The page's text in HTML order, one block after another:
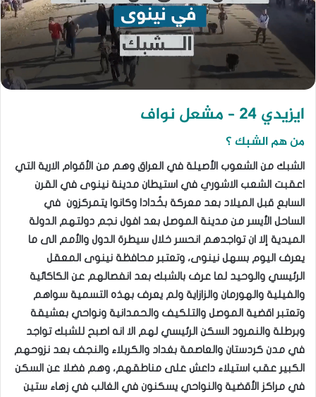
ايزيدي 24 – مشعل نواف
من هم الشبك ؟
الشبك من الشعوب الأصيلة في العراق وهم من الأقوام الارية التي
اعقبت الشعب الاشوري في استيطان مدينة نينوى في القرن
السابع قبل الميلاد بعد معركة بخُدادا وكانوا يتمركزون في
الساحل الأيسر من مدينة الموصل بعد افول نجم دولتهم الدولة
الميدية إلا ان تواجدهم انحسر خلال سيطرة الدول والأمم الى ما
يعرف اليوم بسهل نينوى، وتعتبر محافظة نينوى المعقل
الرئيسي والوحيد لما عرف بالشبك بعد انفصالهم عن الكاكائية
والفيلية والهورمان والزازاية ولم يعرف بهذه التسمية سواهم
وتعتبر اقضية الموصل والتلكيف والحمدانية ونواحي بعشيقة
وبرطلة والنمرود السكن الرئيسي لهم الا انه اصبح للشبك تواجد
في مدن كردستان والعاصمة بغداد والكربلاء والنجف بعد نزوحهم
الكبير عقب استيلاء داعش على مناطقهم، وهم فضلا عن السكن
في مراكز الأقضية والنواحي يسكنون في الغالب في زهاء ستين